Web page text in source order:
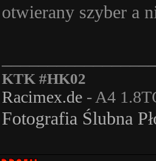
otwierany szyber a
KTK #HK02
Racimex.de - A4
Fotografia Ślubna